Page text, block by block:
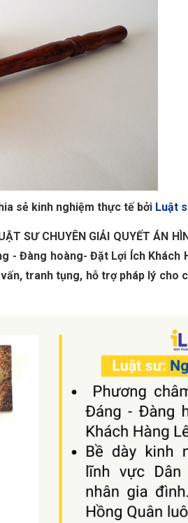
sẻ kinh nghiệm thực tế bởi Luật
SƯ CHUYÊN GIẢI QUYẾT ÁN
- Đàng hoàng- Đặt Lợi Ích Khách
tranh tụng, hỗ trợ pháp lý cho